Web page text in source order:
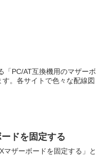
。各サイトで色々な配線図
ドを固定する